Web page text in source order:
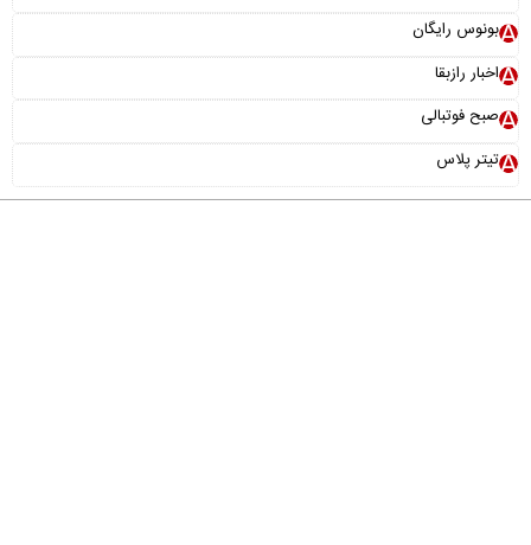
بونوس رایگان
اخبار رازبقا
صبح فوتبالی
تیتر پلاس